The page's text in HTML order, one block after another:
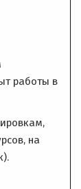
работы в
на